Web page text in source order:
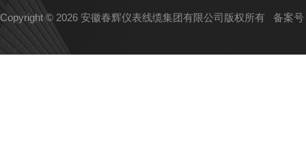
Copyright © 2026 安徽春辉仪表线缆集团有限公司版权所有 备案号